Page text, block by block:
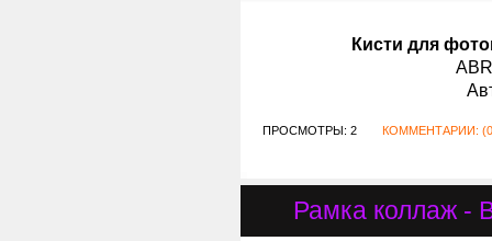
Кисти для
ПРОСМОТРЫ: 2 КОММЕНТАРИИ:
Рамка коллаж -